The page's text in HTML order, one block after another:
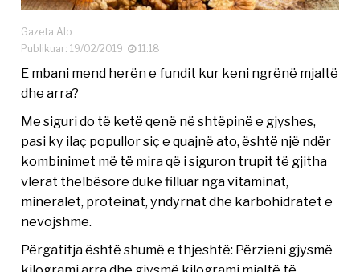
Gazeta Alo
Publikuar: 19/02/2019
11:18
E mbani mend herën e fundit kur keni ngrënë mjaltë
dhe arra?
Me siguri do të ketë qenë në shtëpinë e gjyshes,
pasi ky ilaç popullor siç e quajnë ato, është një ndër
kombinimet më të mira që i siguron trupit të gjitha
vlerat thelbësore duke filluar nga vitaminat,
mineralet, proteinat, yndyrnat dhe karbohidratet e
nevojshme.
Përgatitja është shumë e thjeshtë: Përzieni gjysmë